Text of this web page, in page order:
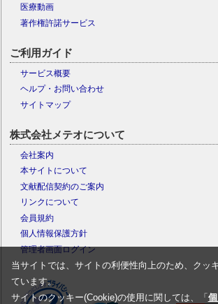
医療動画
著作権許諾サービス
ご利用ガイド
サービス概要
ヘルプ・お問い合わせ
サイトマップ
株式会社メテオについて
会社案内
本サイトについて
文献配信契約のご案内
リンクについて
会員規約
個人情報保護方針
管理者画面ログイン
当サイトでは、サイトの利便性向上のため、クッ
ています。
サイトのクッキー(Cookie)の使用に関しては、「